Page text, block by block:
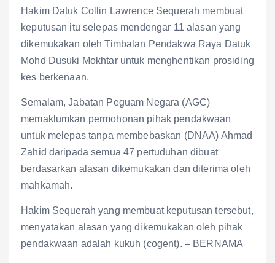
Hakim Datuk Collin Lawrence Sequerah membuat
keputusan itu selepas mendengar 11 alasan yang
dikemukakan oleh Timbalan Pendakwa Raya Datuk
Mohd Dusuki Mokhtar untuk menghentikan prosiding
kes berkenaan.
Semalam, Jabatan Peguam Negara (AGC)
memaklumkan permohonan pihak pendakwaan
untuk melepas tanpa membebaskan (DNAA) Ahmad
Zahid daripada semua 47 pertuduhan dibuat
berdasarkan alasan dikemukakan dan diterima oleh
mahkamah.
Hakim Sequerah yang membuat keputusan tersebut,
menyatakan alasan yang dikemukakan oleh pihak
pendakwaan adalah kukuh (cogent). – BERNAMA